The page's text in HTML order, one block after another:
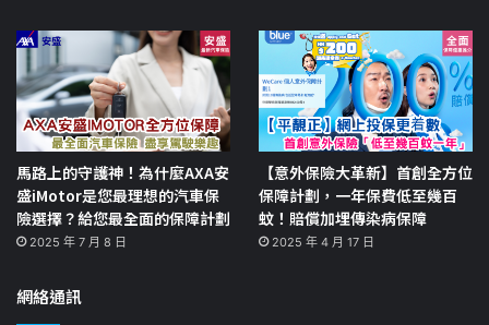
馬路上的守護神！為什麼AXA安
盛iMotor是您最理想的汽車保
險選擇？給您最全面的保障計劃
2025 年 7 月 8 日
【意外保險大革新】首創全方位
保障計劃，一年保費低至幾百
蚊！賠償加埋傳染病保障
2025 年 4 月 17 日
網絡通訊